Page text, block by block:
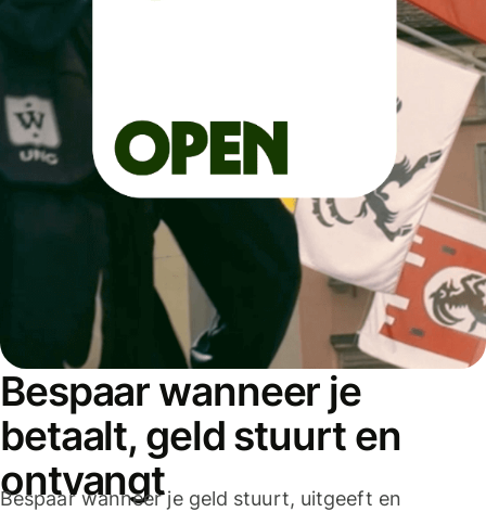
Bespaar wanneer je
betaalt, geld stuurt en
ontvangt
Bespaar wanneer je geld stuurt, uitgeeft en